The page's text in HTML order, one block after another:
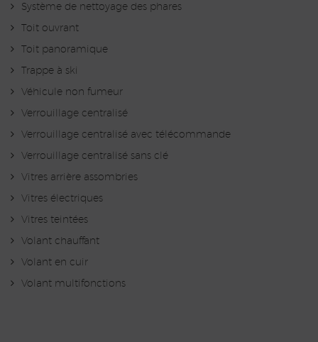
Système de nettoyage des phares
Toit ouvrant
Toit panoramique
Trappe à ski
Véhicule non fumeur
Verrouillage centralisé
Verrouillage centralisé avec télécommande
Verrouillage centralisé sans clé
Vitres arrière assombries
Vitres électriques
Vitres teintées
Volant chauffant
Volant en cuir
Volant multifonctions